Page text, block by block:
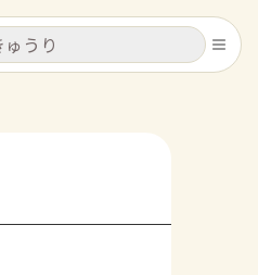
キャンセル
キャンセル